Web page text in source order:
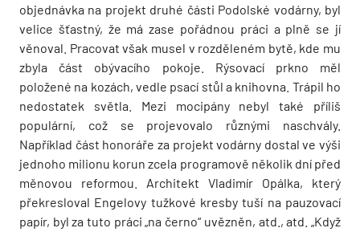
objednávka na projekt druhé části Podolské vodárny, byl
velice šťastný, že má zase pořádnou práci a plně se jí
věnoval. Pracovat však musel v rozděleném bytě, kde mu
zbyla část obývacího pokoje. Rýsovací prkno měl
položené na kozách, vedle psací stůl a knihovna. Trápil ho
nedostatek světla. Mezi mocipány nebyl také příliš
populární, což se projevovalo různými naschvály.
Například část honoráře za projekt vodárny dostal ve výši
jednoho milionu korun zcela programově několik dní před
měnovou reformou. Architekt Vladimír Opálka, který
překresloval Engelovy tužkové kresby tuší na pauzovací
papír, byl za tuto práci „na černo“ uvězněn, atd., atd. „Když